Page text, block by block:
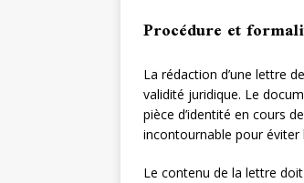
Procédure et
La rédaction d’une lettre
validité juridique. Le
pièce d’identité en cours
incontournable pour
Le contenu de la lettre